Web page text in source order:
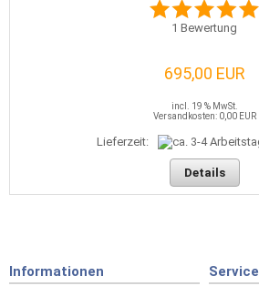
1 Bewertung
695,00 EUR
incl. 19 % MwSt.
Versandkosten: 0,00 EUR
Lieferzeit:
Details
Informationen Service